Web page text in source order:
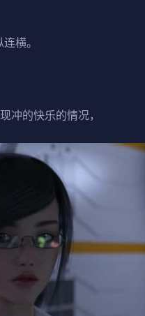
横。
冲的快乐的情况，